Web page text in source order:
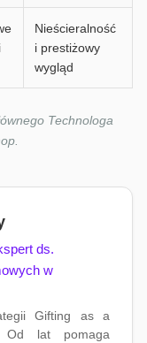
Nieścieralność
i prestiżowy
wygląd
Technologa
ds.
w
Gifting as a
Od lat pomaga